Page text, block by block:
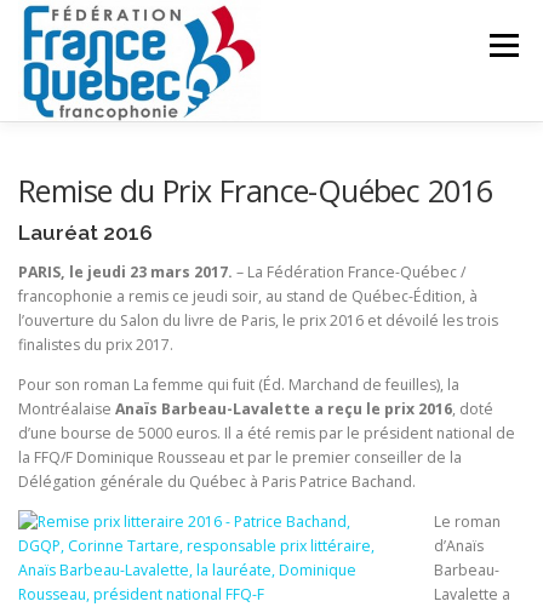
Aller
contenu
Menu
INTRANET
Remise du Prix France-Québec 2016
Lauréat 2016
PARIS, le jeudi 23 mars 2017. – La Fédération France-Québec /
francophonie a remis ce jeudi soir, au stand de Québec-Édition, à
l’ouverture du Salon du livre de Paris, le prix 2016 et dévoilé les trois
finalistes du prix 2017.
Pour son roman La femme qui fuit (Éd. Marchand de feuilles), la
Montréalaise Anaïs Barbeau-Lavalette a reçu le prix 2016, doté
d’une bourse de 5000 euros. Il a été remis par le président national de
la FFQ/F Dominique Rousseau et par le premier conseiller de la
Délégation générale du Québec à Paris Patrice Bachand.
Le roman
d’Anaïs
Barbeau-
Lavalette a